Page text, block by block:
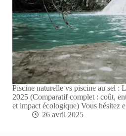
Piscine naturelle vs piscine au sel :
2025 (Comparatif complet : coût,
et impact écologique) Vous hésitez
26 avril 2025